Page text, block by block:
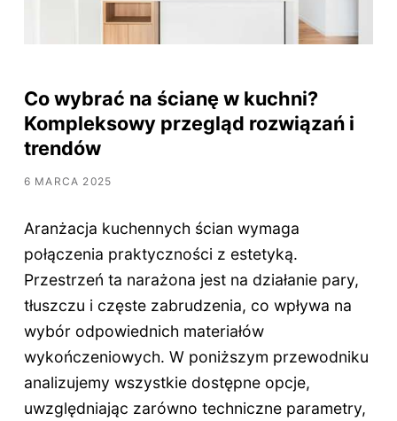
Co wybrać na ścianę w kuchni?
Kompleksowy przegląd rozwiązań i
trendów
6 MARCA 2025
Aranżacja kuchennych ścian wymaga
połączenia praktyczności z estetyką.
Przestrzeń ta narażona jest na działanie pary,
tłuszczu i częste zabrudzenia, co wpływa na
wybór odpowiednich materiałów
wykończeniowych. W poniższym przewodniku
analizujemy wszystkie dostępne opcje,
uwzględniając zarówno techniczne parametry,